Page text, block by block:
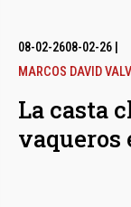
08-02-2608-02-26
MARCOS DAVID
La casta
vaqueros